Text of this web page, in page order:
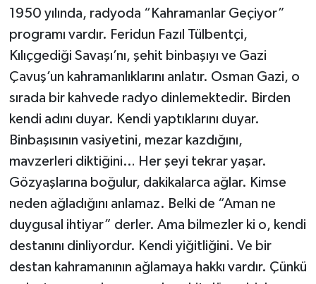
1950 yılında, radyoda “Kahramanlar Geçiyor”
programı vardır. Feridun Fazıl Tülbentçi,
Kılıçgediği Savaşı’nı, şehit binbaşıyı ve Gazi
Çavuş’un kahramanlıklarını anlatır. Osman Gazi, o
sırada bir kahvede radyo dinlemektedir. Birden
kendi adını duyar. Kendi yaptıklarını duyar.
Binbaşısının vasiyetini, mezar kazdığını,
mavzerleri diktiğini… Her şeyi tekrar yaşar.
Gözyaşlarına boğulur, dakikalarca ağlar. Kimse
neden ağladığını anlamaz. Belki de “Aman ne
duygusal ihtiyar” derler. Ama bilmezler ki o, kendi
destanını dinliyordur. Kendi yiğitliğini. Ve bir
destan kahramanının ağlamaya hakkı vardır. Çünkü